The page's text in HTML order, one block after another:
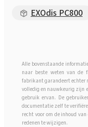
EXOdis PC800
Alle bovenstaande
naar beste weten van de
fabrikant garandeert echter
volledig en nauwkeurig zijn
gebruik ervan. De
documentatie zelf te
recht voor om de inhoud
redenen te wijzigen.